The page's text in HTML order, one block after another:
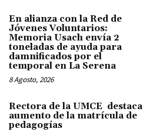
En alianza con la Red de
Jóvenes Voluntarios:
Memoria Usach envía 2
toneladas de ayuda para
damnificados por el
temporal en La Serena
8 Agosto, 2026
Rectora de la UMCE destaca
aumento de la matrícula de
pedagogías